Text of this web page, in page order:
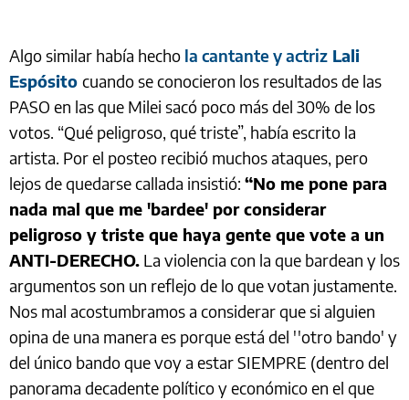
Algo similar había hecho la cantante y actriz Lali
Espósito cuando se conocieron los resultados de las
PASO en las que Milei sacó poco más del 30% de los
votos. “Qué peligroso, qué triste”, había escrito la
artista. Por el posteo recibió muchos ataques, pero
lejos de quedarse callada insistió: “No me pone para
nada mal que me 'bardee' por considerar
peligroso y triste que haya gente que vote a un
ANTI-DERECHO. La violencia con la que bardean y los
argumentos son un reflejo de lo que votan justamente.
Nos mal acostumbramos a considerar que si alguien
opina de una manera es porque está del ''otro bando' y
del único bando que voy a estar SIEMPRE (dentro del
panorama decadente político y económico en el que